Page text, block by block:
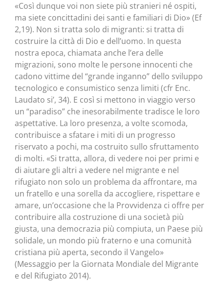
«Così dunque voi non siete più stranieri né ospiti,
ma siete concittadini dei santi e familiari di Dio» (Ef
2,19). Non si tratta solo di migranti: si tratta di
costruire la città di Dio e dell’uomo. In questa
nostra epoca, chiamata anche l’era delle
migrazioni, sono molte le persone innocenti che
cadono vittime del “grande inganno” dello sviluppo
tecnologico e consumistico senza limiti (cfr Enc.
Laudato si’, 34). E così si mettono in viaggio verso
un “paradiso” che inesorabilmente tradisce le loro
aspettative. La loro presenza, a volte scomoda,
contribuisce a sfatare i miti di un progresso
riservato a pochi, ma costruito sullo sfruttamento
di molti. «Si tratta, allora, di vedere noi per primi e
di aiutare gli altri a vedere nel migrante e nel
rifugiato non solo un problema da affrontare, ma
un fratello e una sorella da accogliere, rispettare e
amare, un’occasione che la Provvidenza ci offre per
contribuire alla costruzione di una società più
giusta, una democrazia più compiuta, un Paese più
solidale, un mondo più fraterno e una comunità
cristiana più aperta, secondo il Vangelo»
(Messaggio per la Giornata Mondiale del Migrante
e del Rifugiato 2014).